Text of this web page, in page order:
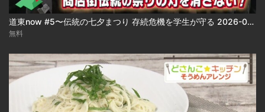
道東now #5〜伝統の七夕まつり 存続危機を学生が守る 2026-08-04
無料